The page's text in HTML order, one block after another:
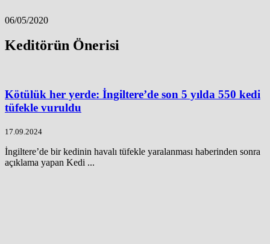
06/05/2020
Keditörün Önerisi
Kötülük her yerde: İngiltere’de son 5 yılda 550 kedi
tüfekle vuruldu
17.09.2024
İngiltere’de bir kedinin havalı tüfekle yaralanması haberinden sonra
açıklama yapan Kedi ...